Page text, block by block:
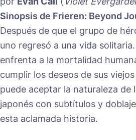
Sinopsis de Frieren: Beyond
Después de que el grupo de
uno regresó a una vida
enfrenta a la mortalidad
cumplir los deseos de sus
puede aceptar la naturaleza
japonés con subtítulos y
esta aclamada historia.